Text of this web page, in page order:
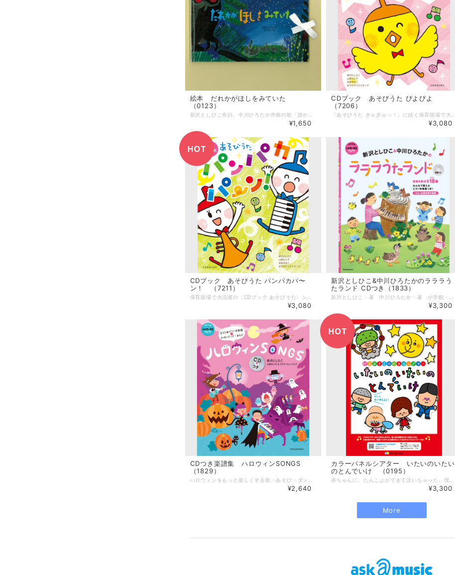
絵本 だれかがほしをみていた
（0123）
¥1,650
CDブック あそびうた ぴよぴよ
（7206）
¥3,080
CDブック あそびうた パンパカパ〜
ン！ （7211）
¥3,080
新沢としひこ&中川ひろたかのラララう
たランド CDつき（1833）
¥3,300
CDつき楽譜集 ハロウィンSONGS
（1829）
¥2,640
カラーパネルシアター いたいのいたい
のとんでいけ （0195）
¥3,300
More